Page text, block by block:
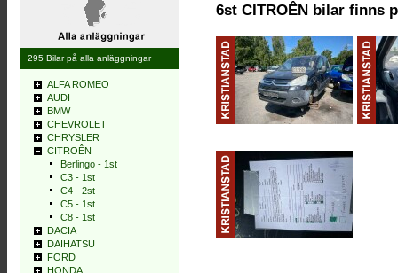
6st CITROÊN bilar finns
295 Bilar på alla anläggningar
ALFA ROMEO
AUDI
BMW
CHEVROLET
CHRYSLER
CITROÊN
Berlingo - 1st
C3 - 1st
C4 - 2st
C5 - 1st
C8 - 1st
DACIA
DAIHATSU
FORD
HONDA